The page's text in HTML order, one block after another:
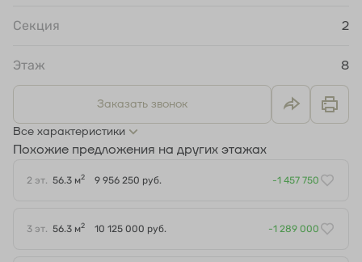
Секция 2
Этаж 8
Заказать звонок
Все характеристики
Похожие предложения на других этажах
2 эт. 56.3 м2 9 956 250 руб. -1 457 750
3 эт. 56.3 м2 10 125 000 руб. -1 289 000